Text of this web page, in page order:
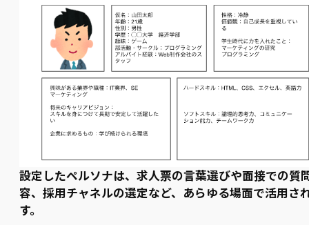
設定したペルソナは、求人票の言葉選びや面接での質
容、採用チャネルの選定など、あらゆる場面で活用さ
す。